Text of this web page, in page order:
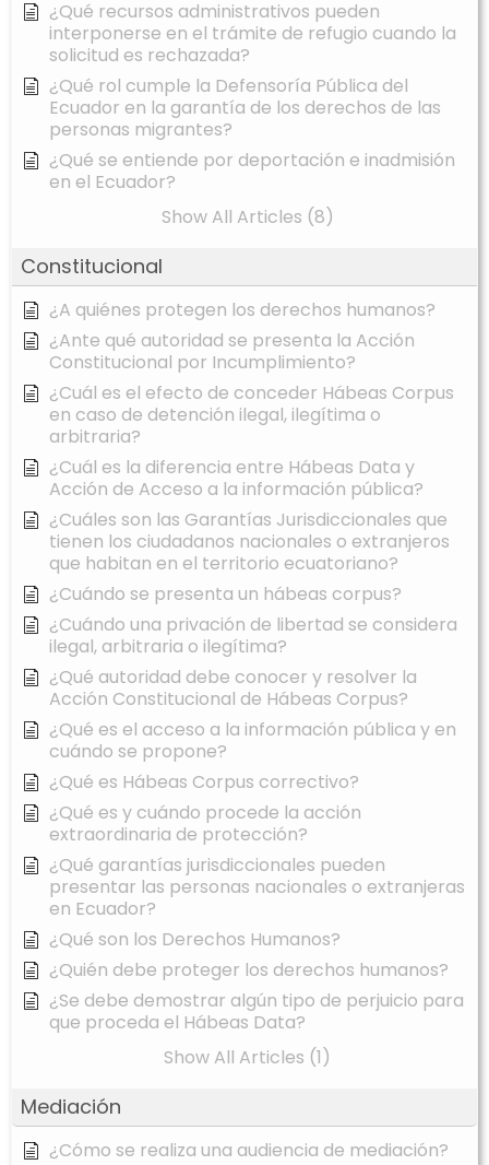
¿Qué recursos administrativos pueden
interponerse en el trámite de refugio cuando la
solicitud es rechazada?
¿Qué rol cumple la Defensoría Pública del
Ecuador en la garantía de los derechos de las
personas migrantes?
¿Qué se entiende por deportación e inadmisión
en el Ecuador?
Show All Articles (8)
Constitucional
¿A quiénes protegen los derechos humanos?
¿Ante qué autoridad se presenta la Acción
Constitucional por Incumplimiento?
¿Cuál es el efecto de conceder Hábeas Corpus
en caso de detención ilegal, ilegítima o
arbitraria?
¿Cuál es la diferencia entre Hábeas Data y
Acción de Acceso a la información pública?
¿Cuáles son las Garantías Jurisdiccionales que
tienen los ciudadanos nacionales o extranjeros
que habitan en el territorio ecuatoriano?
¿Cuándo se presenta un hábeas corpus?
¿Cuándo una privación de libertad se considera
ilegal, arbitraria o ilegítima?
¿Qué autoridad debe conocer y resolver la
Acción Constitucional de Hábeas Corpus?
¿Qué es el acceso a la información pública y en
cuándo se propone?
¿Qué es Hábeas Corpus correctivo?
¿Qué es y cuándo procede la acción
extraordinaria de protección?
¿Qué garantías jurisdiccionales pueden
presentar las personas nacionales o extranjeras
en Ecuador?
¿Qué son los Derechos Humanos?
¿Quién debe proteger los derechos humanos?
¿Se debe demostrar algún tipo de perjuicio para
que proceda el Hábeas Data?
Show All Articles (1)
Mediación
¿Cómo se realiza una audiencia de mediación?